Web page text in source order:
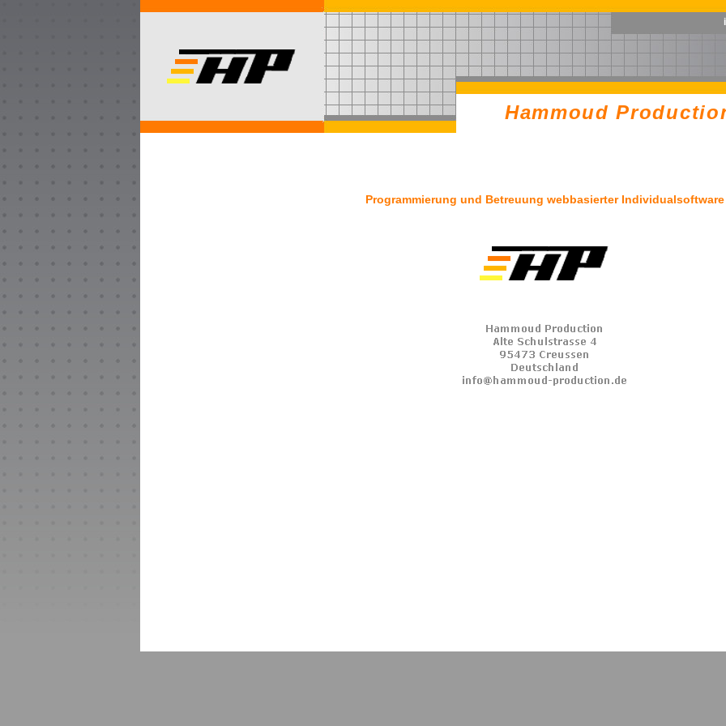
Hammoud
Programmierung und Betreuung webbasierter Individualsoftware
Hammoud